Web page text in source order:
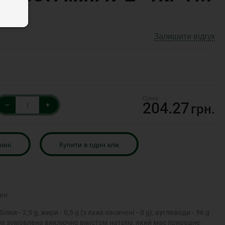
Залишити відгук
– + 204.27 грн.
Купити в один клік